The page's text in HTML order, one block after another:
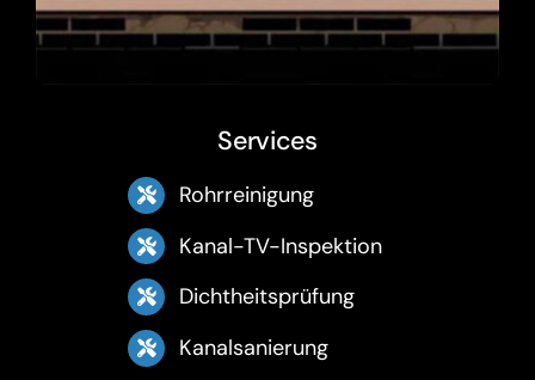
Services
Rohrreinigung
Kanal-TV-Inspektion
Dichtheitsprüfung
Kanalsanierung